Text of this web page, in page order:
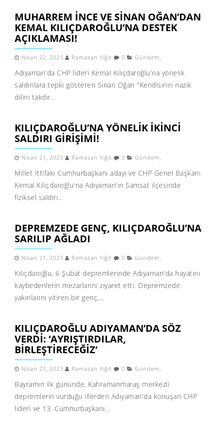
MUHARREM İNCE VE SINAN OĞAN’DAN
KEMAL KILIÇDAROĞLU’NA DESTEK
AÇIKLAMASI!
Nisan 22, 2023 Ramazan Yiğit 0 Gündem ,
Adıyaman'da CHP lideri Kemal Kılıçdaroğlu'na yönelik
saldırılara tepki gösteren Sinan Oğan "Kendisinin nazik
dilini takdir...
KILIÇDAROĞLU’NA YÖNELIK IKINCI
SALDIRI GIRIŞIMI!
Nisan 21, 2023 Ramazan Yiğit 0 Gündem ,
Millet İttifakı Cumhurbaşkanı adayı ve CHP Genel Başkanı
Kemal Kılıçdaroğlu'na Adıyaman'ın Samsat ilçesinde
fiziksel saldırı...
DEPREMZEDE GENÇ, KILIÇDAROĞLU’NA
SARILIP AĞLADI
Nisan 21, 2023 Ramazan Yiğit 0 Gündem ,
Kılıçdaroğlu, 6 Şubat depremlerinde Adıyaman'da hayatını
kaybedenlerin mezarlarını ziyaret etti. Depremzede
yakınlarını yitiren bir genç,...
KILIÇDAROĞLU ADIYAMAN’DA SÖZ
VERDI: ‘AYRIŞTIRDILAR,
BIRLEŞTIRECEĞIZ’
Nisan 21, 2023 Ramazan Yiğit 0 Gündem ,
Bayramın ilk gününde, Kahramanmaraş merkezli
depremlerin vurduğu illerden Adıyaman'da konuşan CHP
lideri ve 13. Cumhurbaşkanı...